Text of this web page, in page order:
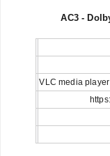
AC3 -
VLC media